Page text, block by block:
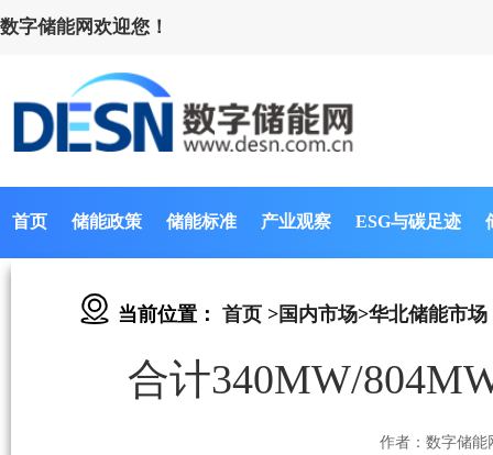
数字储能网欢迎您！
首页 储能政策 储能标准 产业观察 ESG与碳足迹
当前位置： 首页 >国内市场>华北储能市场
合计340MW/
作者：数字储能